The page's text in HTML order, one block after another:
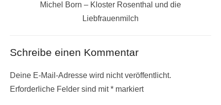
Michel Born – Kloster Rosenthal und die
Liebfrauenmilch
Schreibe einen Kommentar
Deine E-Mail-Adresse wird nicht veröffentlicht.
Erforderliche Felder sind mit* markiert